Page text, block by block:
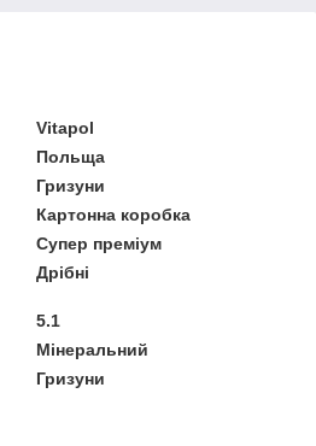
Vitapol
Польща
Гризуни
Картонна коробка
Супер преміум
Дрібні
5.1
Мінеральний
Гризуни